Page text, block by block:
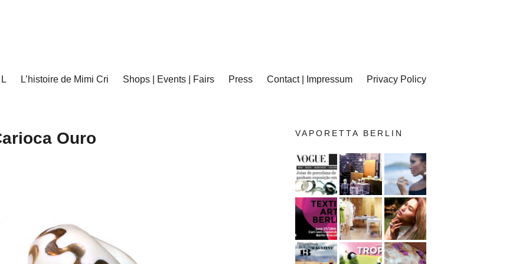
L’histoire de Mimi Cri Shops | Events | Fairs Press Contact | Impressum Privacy Policy
Ouro VAPORETTA BERLIN